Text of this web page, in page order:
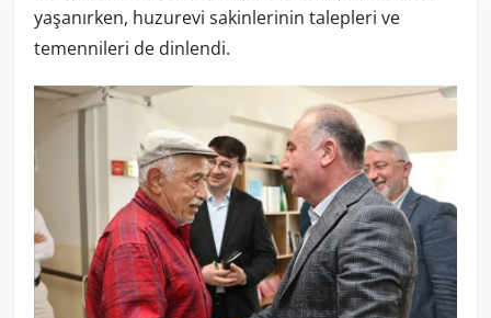
yaşanırken, huzurevi sakinlerinin talepleri ve
temennileri de dinlendi.